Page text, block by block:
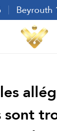
Beyrouth
ع
sont